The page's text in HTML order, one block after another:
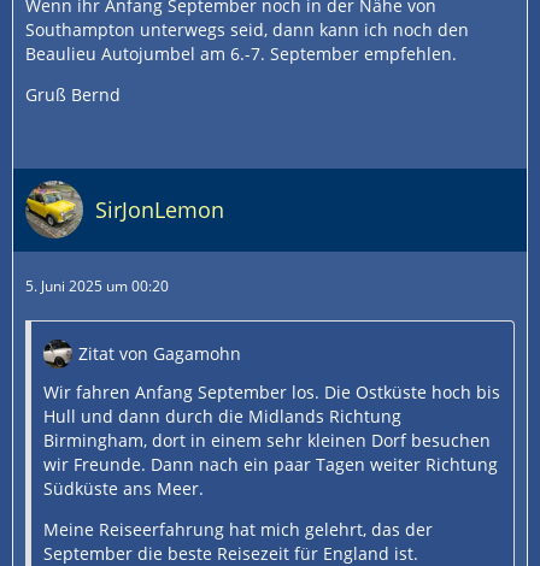
Wenn ihr Anfang September noch in der Nähe von
Southampton unterwegs seid, dann kann ich noch den
Beaulieu Autojumbel am 6.-7. September empfehlen.
Gruß Bernd
SirJonLemon
5. Juni 2025 um 00:20
Zitat von Gagamohn
Wir fahren Anfang September los. Die Ostküste hoch bis
Hull und dann durch die Midlands Richtung
Birmingham, dort in einem sehr kleinen Dorf besuchen
wir Freunde. Dann nach ein paar Tagen weiter Richtung
Südküste ans Meer.
Meine Reiseerfahrung hat mich gelehrt, das der
September die beste Reisezeit für England ist.